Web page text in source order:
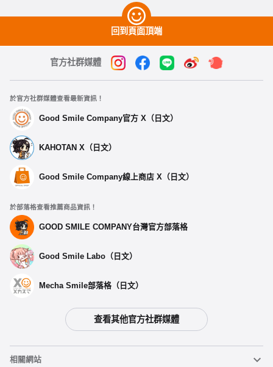
回到頁面頂端
官方社群媒體
於官方社群媒體查看最新資訊！
Good Smile Company官方 X（日文）
KAHOTAN X（日文）
Good Smile Company線上商店 X（日文）
於部落格查看推薦商品資訊！
GOOD SMILE COMPANY台灣官方部落格
Good Smile Labo（日文）
Mecha Smile部落格（日文）
查看其他官方社群媒體
相關網站